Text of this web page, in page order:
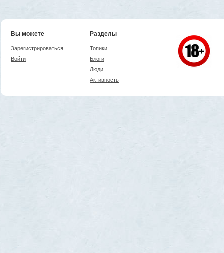
Вы можете
Зарегистрироваться
Войти
Разделы
Топики
Блоги
Люди
Активность